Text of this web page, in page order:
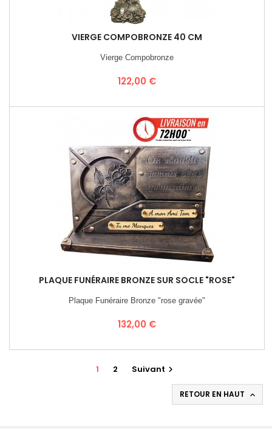
VIERGE COMPOBRONZE 40 CM
Vierge Compobronze
Prix
122,00 €
PLAQUE FUNÉRAIRE BRONZE SUR SOCLE "ROSE"
Plaque Funéraire Bronze "rose gravée"
Prix
132,00 €
1 2 Suivant 
RETOUR EN HAUT 